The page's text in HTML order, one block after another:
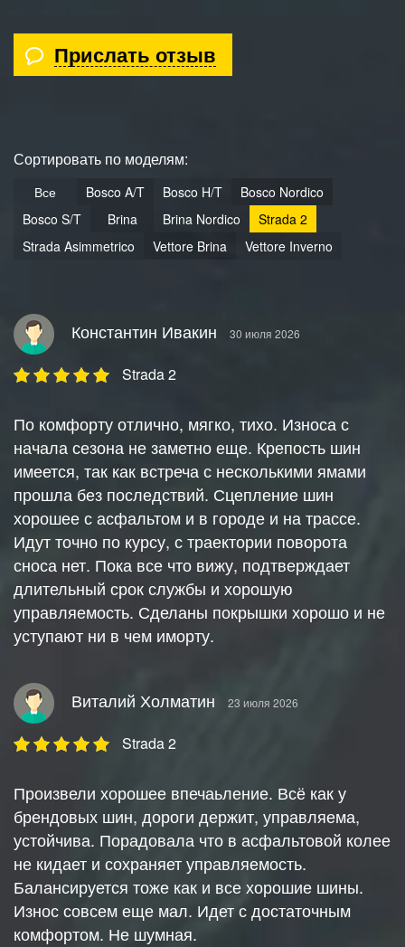
Прислать отзыв
Сортировать по моделям:
Все Bosco A/T Bosco H/T
Bosco Nordico
Bosco S/T
Brina Brina Nordico
Strada 2
Strada Asimmetrico
Vettore Brina Vettore Inverno
Константин Ивакин 30 июля 2026
Strada 2
По комфорту отлично, мягко, тихо. Износа с
начала сезона не заметно еще. Крепость шин
имеется, так как встреча с несколькими ямами
прошла без последствий. Сцепление шин
хорошее с асфальтом и в городе и на трассе.
Идут точно по курсу, с траектории поворота
сноса нет. Пока все что вижу, подтверждает
длительный срок службы и хорошую
управляемость. Сделаны покрышки хорошо и не
уступают ни в чем иморту.
Виталий Холматин 23 июля 2026
Strada 2
Произвели хорошее впечаьление. Всё как у
брендовых шин, дороги держит, управляема,
устойчива. Порадовала что в асфальтовой колее
не кидает и сохраняет управляемость.
Балансируется тоже как и все хорошие шины.
Износ совсем еще мал. Идет с достаточным
комфортом. Не шумная.